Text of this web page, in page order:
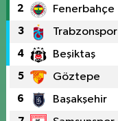
2 Fenerbahçe
3 Trabzonspor
4 Beşiktaş
5 Göztepe
6 Başakşehir